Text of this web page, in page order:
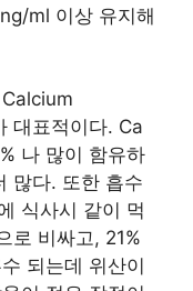
ml 이상 유지해
대표적이다. Ca
나 많이 함유하
많다. 또한 흡수
식사시 같이 먹
로 비싸고, 21%
되는데 위산이